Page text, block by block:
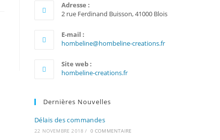
search
Adresse :
2 rue Ferdinand Buisson, 41000 Blois
E-mail :
hombeline@hombeline-creations.frS’ouvre
Site web :
hombeline-creations.fr
Dernières Nouvelles
Délais des commandes
22 NOVEMBRE 2018 / 0 COMMENTAIRE